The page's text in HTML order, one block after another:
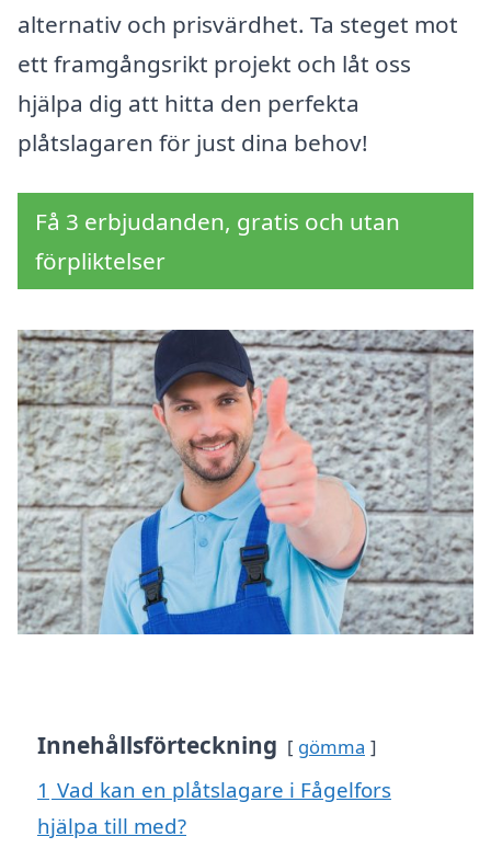
alternativ och prisvärdhet. Ta steget mot
ett framgångsrikt projekt och låt oss
hjälpa dig att hitta den perfekta
plåtslagaren för just dina behov!
Få 3 erbjudanden, gratis och utan
förpliktelser
Innehållsförteckning gömma
1 Vad kan en plåtslagare i Fågelfors
hjälpa till med?